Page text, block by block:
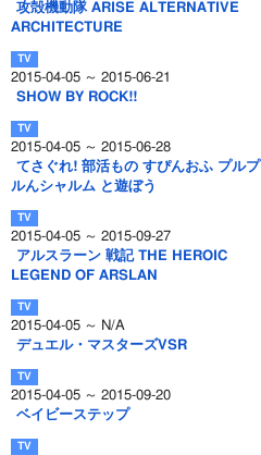
攻殻機動隊 ARISE ALTERNATIVE
ARCHITECTURE
2015-04-05 ～ 2015-06-21
SHOW BY ROCK!!
2015-04-05 ～ 2015-06-28
てさぐれ! 部活もの すぴんおふ プルプ
ルんシャルム と遊ぼう
2015-04-05 ～ 2015-09-27
アルスラーン 戦記 THE HEROIC
LEGEND OF ARSLAN
2015-04-05 ～ N/A
デュエル・マスターズVSR
2015-04-05 ～ 2015-09-20
ベイビーステップ